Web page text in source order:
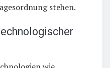
stehen.